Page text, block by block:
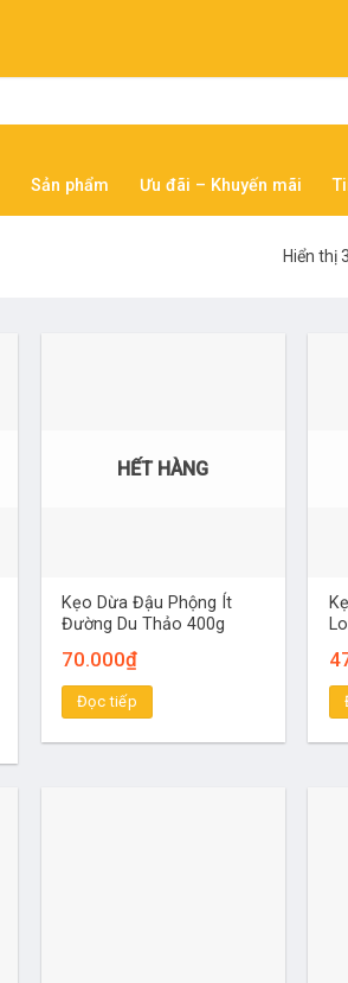
Sản phẩm Ưu đãi – Khuyến mãi
Hiển thị
HẾT HÀNG
Kẹo Dừa Đậu Phộng Ít
Đường Du Thảo 400g
70.000₫
Đọc tiếp